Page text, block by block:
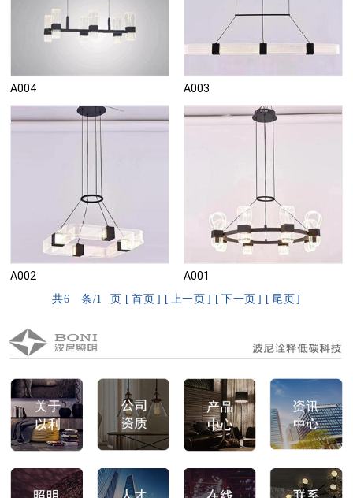
A004 A003
A002 A001
共6 条/1 页 [ 首页 ] [ 上一页 ] [ 下一页 ] [ 尾页 ]